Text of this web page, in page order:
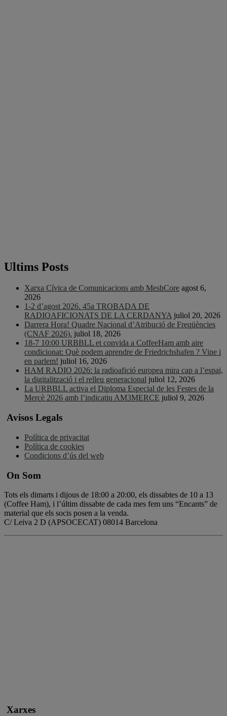
Ultims Posts
Xarxa Cívica de Comunicacions amb MeshCore agost 6,
2026
1-2 d’agost 2026. 45a TROBADA DE
RADIOAFICIONATS DE LA CERDANYA juliol 20, 2026
Darrera Hora! Quadre Nacional d’Atribució de Freqüències
(CNAF 2026). juliol 18, 2026
18-7 10:00 URBBLL et convida a CoffeeHam amb aire
condicionat: Què podem aprendre de Friedrichshafen ? Vine i
en parlem! juliol 16, 2026
HAM RADIO 2026: la radioafició europea mira cap a l’espai,
la digitalització i el relleu generacional juliol 12, 2026
La URBBLL activa el Diploma Especial de les Festes de la
Mercè 2026 amb l’indicatiu AM3MERCE juliol 9, 2026
Avisos Legals
Política de privacitat
Política de cookies
Condicions d’ús del web
On Som
Tots els dimarts i dijous de 18:00 a 20:00, els dissabtes de 10 a 13
(Coffee Ham), i l’últim dissabte de cada mes fem uns “Encants” de
material que els socis posen a la venda.
C/ Leiva 2 D (APSOCECAT) 08014 Barcelona
Xarxes